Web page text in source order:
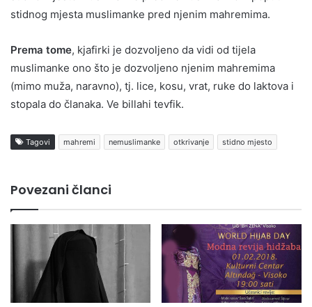
stidnog mjesta muslimanke pred njenim mahremima.
Prema tome, kjafirki je dozvoljeno da vidi od tijela
muslimanke ono što je dozvoljeno njenim mahremima
(mimo muža, naravno), tj. lice, kosu, vrat, ruke do laktova i
stopala do članaka. Ve billahi tevfik.
Tagovi mahremi nemuslimanke otkrivanje stidno mjesto
Povezani članci